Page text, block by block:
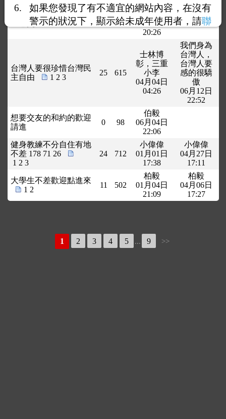
這是一家專門為我們男
同志交流的社區
0 105
同志交友
館
06月14日
20:26
台灣人要很珍惜台灣民
主自由
1 2 3
25 615
士林博
彰，三重
小李
04月04日
04:26
我們身為
台灣人，
台灣人要
感的很驕
傲
06月12日
22:52
想要交友的和約的歡迎
請進
0 98
伯毅
06月04日
22:06
健身教練不分自住有地
不差 178 71 26
1 2 3
24 712
小偉偉
01月01日
17:38
小偉偉
04月27日
17:11
大學生不差歡迎點進來
1 2
11 502
柏毅
01月04日
21:09
柏毅
04月06日
17:27
1 2 3 4 5 ... 9 >>
如果您發現了有不適宜的網站內容，在沒有
警示的狀況下，顯示給未成年使用者，請聯